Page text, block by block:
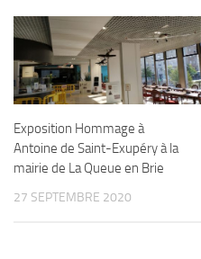
Exposition Hommage à
Antoine de Saint-Exupéry à la
mairie de La Queue en Brie
27 SEPTEMBRE 2020